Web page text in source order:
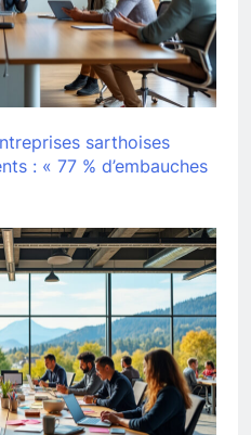
sarthoises
: « 77 % d’embauches